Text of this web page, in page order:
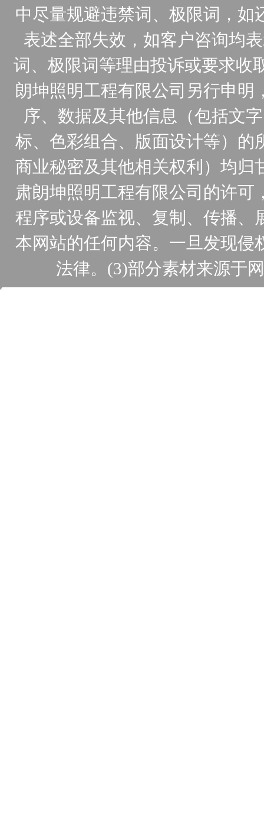
中尽量规避违禁词、极限词，
表述全部失效，如客户咨询均
词、极限词等理由投诉或要求收
朗坤照明工程有限公司另行申
序、数据及其他信息（包括文
标、色彩组合、版面设计等）的
商业秘密及其他相关权利）均归
肃朗坤照明工程有限公司的许
程序或设备监视、复制、传播、
本网站的任何内容。一旦发现侵
法律。(3)部分素材来源于